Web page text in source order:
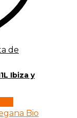
de
Ibiza y